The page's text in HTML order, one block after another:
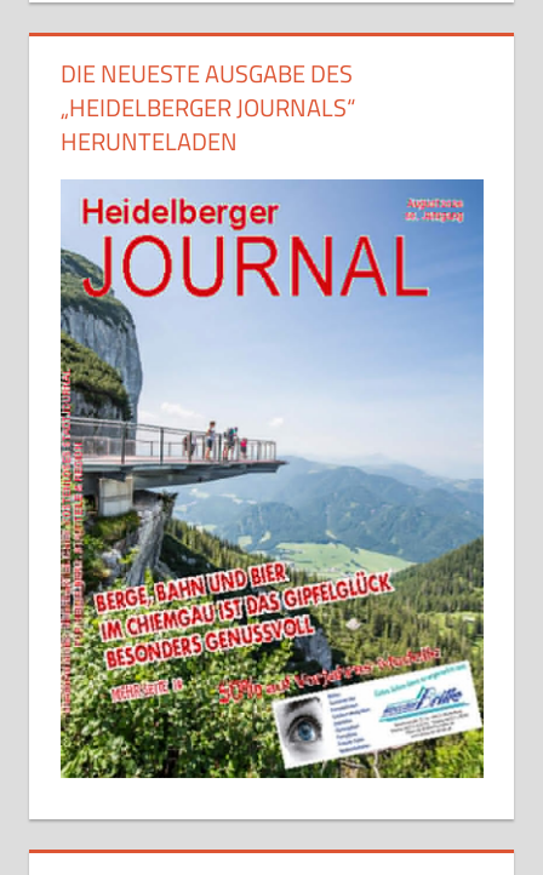
DIE NEUESTE AUSGABE DES
„HEIDELBERGER JOURNALS“
HERUNTELADEN